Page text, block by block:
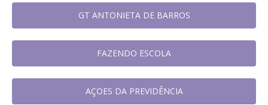
GT ANTONIETA DE BARROS
FAZENDO ESCOLA
AÇOES DA PREVIDÊNCIA